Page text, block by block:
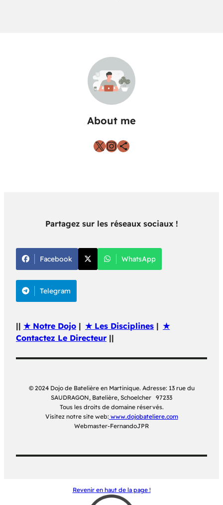
About me
Partagez sur les réseaux sociaux !
Facebook WhatsApp
Telegram
|| ★ Notre Dojo | ★ Les Disciplines | ★
Contactez Le Directeur ||
© 2024 Dojo de Batelière en Martinique. Adresse: 13 rue du
SAUDRAGON, Batelière, Schoelcher 97233
Tous les droits de domaine réservés.
Visitez notre site web: www.dojobateliere.com
Webmaster-FernandoJPR
Revenir en haut de la page !